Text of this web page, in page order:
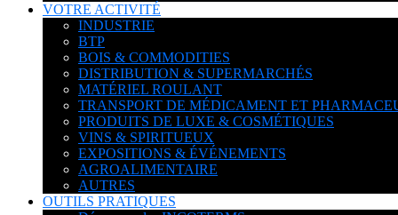
VOTRE ACTIVITÉ
INDUSTRIE
BTP
BOIS & COMMODITIES
DISTRIBUTION & SUPERMARCHÉS
MATÉRIEL ROULANT
TRANSPORT DE MÉDICAMENT ET
PRODUITS DE LUXE & COSMÉTIQUES
VINS & SPIRITUEUX
EXPOSITIONS & ÉVÉNEMENTS
AGROALIMENTAIRE
AUTRES
OUTILS PRATIQUES